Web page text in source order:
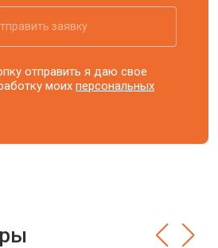
заявку
отправить я даю свое
моихперсональных